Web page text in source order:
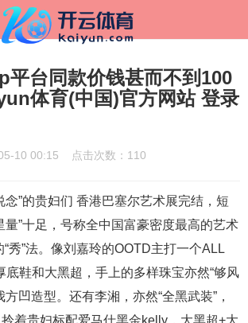
平台同款价钱甚而不到100
体育(中国)官方网站 登录
10 00:15 点击次数：110
念”的贵妇们 香港巴塞尔艺术展完结，短
量”十足，号称全中国富豪密度最高的艺术
秀”法。像刘嘉玲的OOTD主打一个ALL
底鞋和大黑超，手上的多样珠宝亦然“够风
凹造型。还有李湘，亦然“全黑武装”，